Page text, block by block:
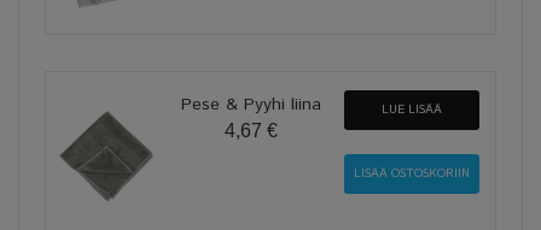
Pese & Pyyhi liina
4,67 €
LUE LISÄÄ